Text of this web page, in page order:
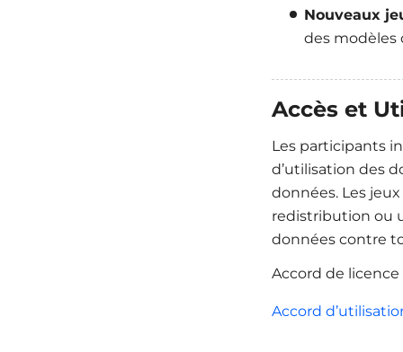
Nouveaux
des modèles
Accès et
Les participants
d’utilisation des
données. Les
redistribution ou
données contre
Accord de
Accord